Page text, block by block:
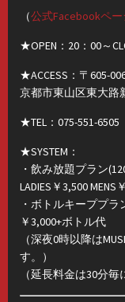
（公式Facebookペ
★OPEN：20：00～
★ACCESS：〒605-
京都市東山区東大路
★TEL：075-551-6505
★SYSTEM：
・飲み放題プラン
LADIES￥3,500 MENS
・ボトルキーププラ
￥3,000+ボトル代
（深夜0時以降は
す。）
（延長料金は30分